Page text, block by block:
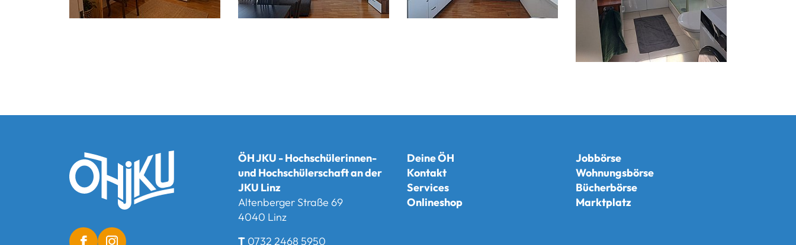
ÖH JKU - Hochschülerinnen-
und Hochschülerschaft an der
JKU Linz
Altenberger Straße 69
4040 Linz
T 0732 2468 5950
Deine ÖH
Kontakt
Services
Onlineshop
Jobbörse
Wohnungsbörse
Bücherbörse
Marktplatz